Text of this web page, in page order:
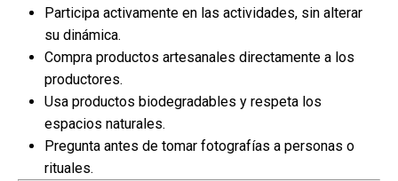
Participa activamente en las actividades, sin alterar
su dinámica.
Compra productos artesanales directamente a los
productores.
Usa productos biodegradables y respeta los
espacios naturales.
Pregunta antes de tomar fotografías a personas o
rituales.